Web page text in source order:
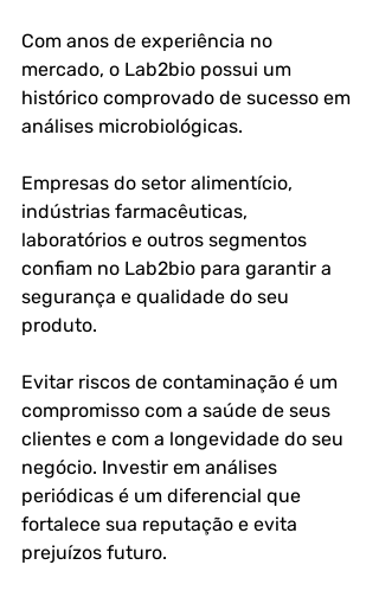
Com anos de experiência no
mercado, o Lab2bio possui um
histórico comprovado de sucesso em
análises microbiológicas.
Empresas do setor alimentício,
indústrias farmacêuticas,
laboratórios e outros segmentos
confiam no Lab2bio para garantir a
segurança e qualidade do seu
produto.
Evitar riscos de contaminação é um
compromisso com a saúde de seus
clientes e com a longevidade do seu
negócio. Investir em análises
periódicas é um diferencial que
fortalece sua reputação e evita
prejuízos futuro.